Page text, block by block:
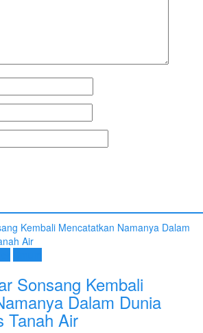
Sonsang Kembali
Dalam Dunia
Tanah Air